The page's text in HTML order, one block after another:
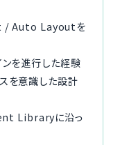
/ Auto Layoutを
を進行した経験
を意識した設計
Libraryに沿っ